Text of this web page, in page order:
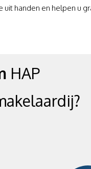
handen en helpen u
HAP